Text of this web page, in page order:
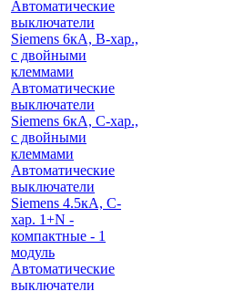
Автоматические
выключатели
Siemens 6кА, B-хар.,
с двойными
клеммами
Автоматические
выключатели
Siemens 6кА, C-хар.,
с двойными
клеммами
Автоматические
выключатели
Siemens 4.5кА, C-
хар. 1+N -
компактные - 1
модуль
Автоматические
выключатели